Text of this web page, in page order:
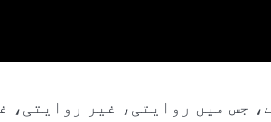
جس میں روایتی، غیر روایتی،